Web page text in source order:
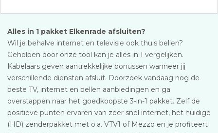
Alles in 1 pakket Elkenrade afsluiten?
Wil je behalve internet en televisie ook thuis bellen?
Geholpen door onze tool kan je alles in 1 vergelijken.
Kabelaars geven aantrekkelijke bonussen wanneer jij
verschillende diensten afsluit. Doorzoek vandaag nog de
beste TV, internet en bellen aanbiedingen en ga
overstappen naar het goedkoopste 3-in-1 pakket. Zelf de
positieve punten ervaren van zeer snel internet, het huidige
(HD) zenderpakket met o.a. VTV1 of Mezzo en je profiteert